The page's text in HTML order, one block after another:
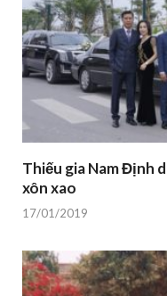
Thiếu gia Nam Định
xôn xao
17/01/2019